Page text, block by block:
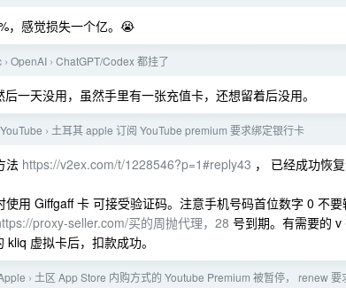
，感觉损失一个亿。😭
› OpenAI › ChatGPT/Codex 都挂了
一天没用，虽然手里有一张充值卡，还想留着后没用。
YouTube › 土耳其 apple 订阅 YouTube premium 要求绑定银行卡
法 https://v2ex.com/t/1228546?p=1#reply43 ， 已经成功恢复
用 Giffgaff 卡 可接受验证码。注意手机号码首位数字 0 不要
proxy-seller.com/买的周抛代理，28 号到期。有需要的 v
虚拟卡后，扣款成功。
› 土区 App Store 内购方式的 Youtube Premium 被暂停， renew 要